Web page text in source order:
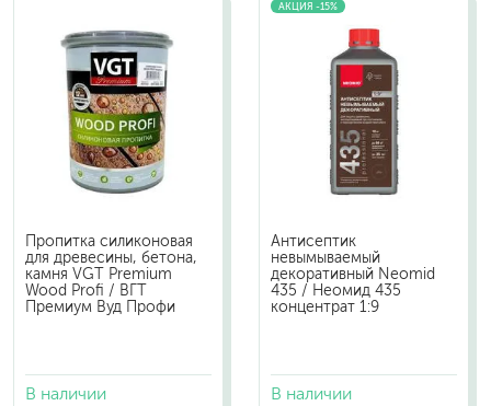
Пропитка силиконовая
для древесины, бетона,
камня VGT Premium
Wood Profi / ВГТ
Премиум Вуд Профи
В наличии
АКЦИЯ -15%
Антисептик
невымываемый
декоративный Neomid
435 / Неомид 435
концентрат 1:9
В наличии